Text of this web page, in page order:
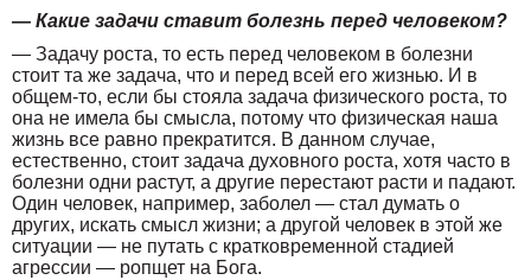
— Какие задачи ставит болезнь перед человеком?
— Задачу роста, то есть перед человеком в болезни
стоит та же задача, что и перед всей его жизнью. И в
общем-то, если бы стояла задача физического роста, то
она не имела бы смысла, потому что физическая наша
жизнь все равно прекратится. В данном случае,
естественно, стоит задача духовного роста, хотя часто в
болезни одни растут, а другие перестают расти и падают.
Один человек, например, заболел — стал думать о
других, искать смысл жизни; а другой человек в этой же
ситуации — не путать с кратковременной стадией
агрессии — ропщет на Бога.